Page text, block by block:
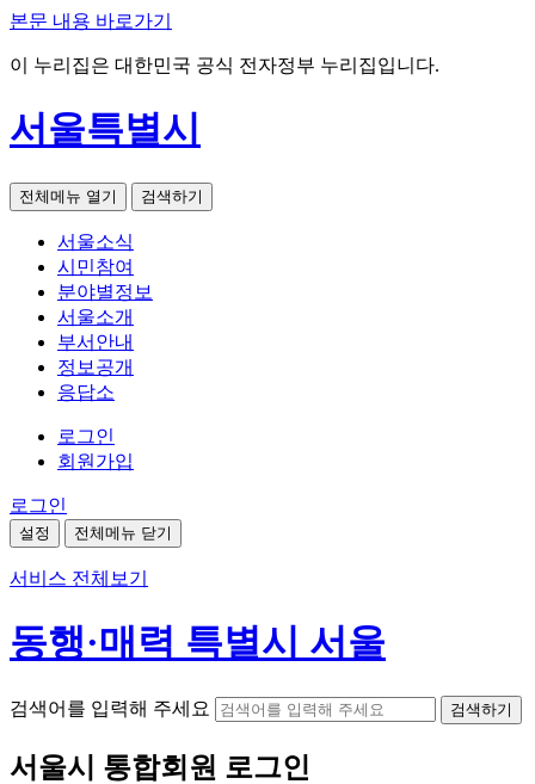
본문 내용 바로가기
이 누리집은 대한민국 공식 전자정부 누리집입니다.
서울특별시
전체메뉴 열기 검색하기
서울소식
시민참여
분야별정보
서울소개
부서안내
정보공개
응답소
로그인
회원가입
로그인
설정 전체메뉴 닫기
서비스 전체보기
동행·매력 특별시 서울
검색어를 입력해 주세요 검색하기
서울시 통합회원 로그인